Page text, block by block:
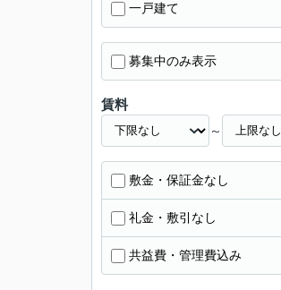
一戸建て
募集中のみ表示
賃料
～
敷金・保証金なし
礼金・敷引なし
共益費・管理費込み